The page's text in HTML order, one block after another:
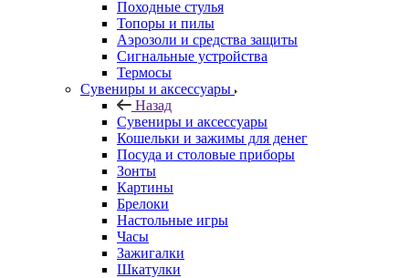
Походные стулья
Топоры и пилы
Аэрозоли и средства защиты
Сигнальные устройства
Термосы
Сувениры и аксессуары
Назад
Сувениры и аксессуары
Кошельки и зажимы для денег
Посуда и столовые приборы
Зонты
Картины
Брелоки
Настольные игры
Часы
Зажигалки
Шкатулки